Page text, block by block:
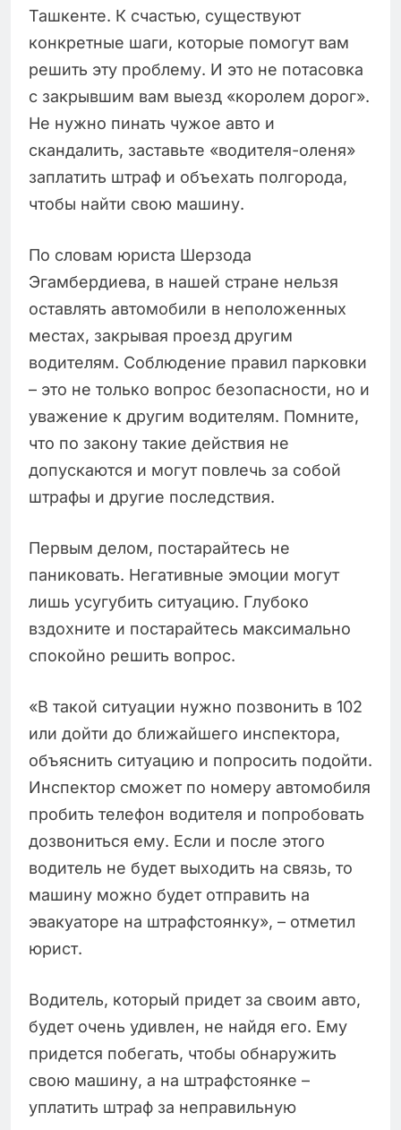
Ташкенте. К счастью, существуют
конкретные шаги, которые помогут вам
решить эту проблему. И это не потасовка
с закрывшим вам выезд «королем дорог».
Не нужно пинать чужое авто и
скандалить, заставьте «водителя-оленя»
заплатить штраф и объехать полгорода,
чтобы найти свою машину.
По словам юриста Шерзода
Эгамбердиева, в нашей стране нельзя
оставлять автомобили в неположенных
местах, закрывая проезд другим
водителям. Соблюдение правил парковки
– это не только вопрос безопасности, но и
уважение к другим водителям. Помните,
что по закону такие действия не
допускаются и могут повлечь за собой
штрафы и другие последствия.
Первым делом, постарайтесь не
паниковать. Негативные эмоции могут
лишь усугубить ситуацию. Глубоко
вздохните и постарайтесь максимально
спокойно решить вопрос.
«В такой ситуации нужно позвонить в 102
или дойти до ближайшего инспектора,
объяснить ситуацию и попросить подойти.
Инспектор сможет по номеру автомобиля
пробить телефон водителя и попробовать
дозвониться ему. Если и после этого
водитель не будет выходить на связь, то
машину можно будет отправить на
эвакуаторе на штрафстоянку», – отметил
юрист.
Водитель, который придет за своим авто,
будет очень удивлен, не найдя его. Ему
придется побегать, чтобы обнаружить
свою машину, а на штрафстоянке –
уплатить штраф за неправильную